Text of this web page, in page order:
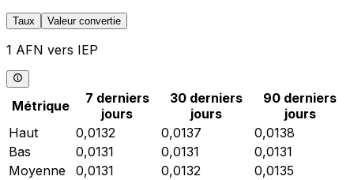
Taux Valeur convertie
1 AFN vers IEP
Métrique
7 derniers
jours
30 derniers
jours
90 derniers
jours
Haut
0,0132 0,0137
0,0138
Bas
0,0131 0,0131
0,0131
Moyenne
0,0131 0,0132
0,0135